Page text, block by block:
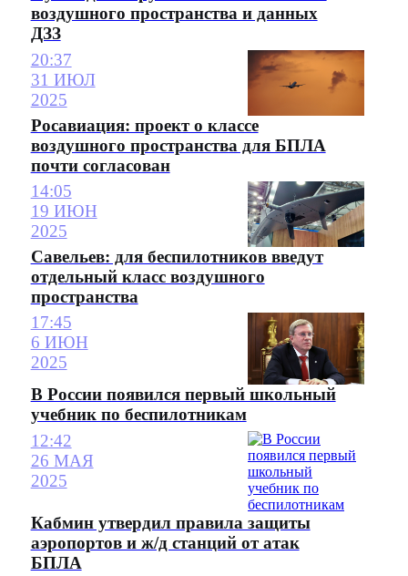
воздушного пространства и данных
ДЗЗ
20:37
31 ИЮЛ
2025
Росавиация: проект о классе
воздушного пространства для БПЛА
почти согласован
14:05
19 ИЮН
2025
Савельев: для беспилотников введут
отдельный класс воздушного
пространства
17:45
6 ИЮН
2025
В России появился первый школьный
учебник по беспилотникам
12:42
26 МАЯ
2025
Кабмин утвердил правила защиты
аэропортов и ж/д станций от атак
БПЛА